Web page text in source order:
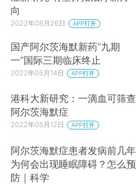
向
2022年08月26日 APP打开
国产阿尔茨海默新药“九期
一”国际三期临床终止
2022年05月14日 APP打开
港科大新研究：一滴血可筛查
阿尔茨海默症
2022年05月12日 APP打开
阿尔茨海默症患者发病前几年
为何会出现睡眠障碍？怎么预
防｜科学